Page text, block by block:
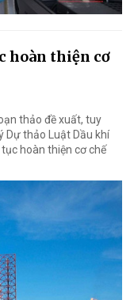
hoàn thiện cơ
thảo đề xuất, tuy
Dự thảo Luật Dầu khí
hoàn thiện cơ chế